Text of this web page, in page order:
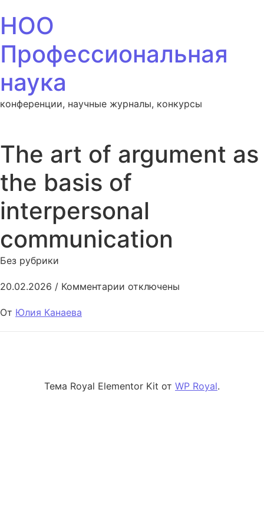
НОО
Профессиональная
наука
конференции, научные журналы, конкурсы
The art of argument as
the basis of
interpersonal
communication
Без рубрики
20.02.2026 / Комментарии к записи The art of
отключены
От Юлия Канаева
Тема Royal Elementor Kit от WP Royal.